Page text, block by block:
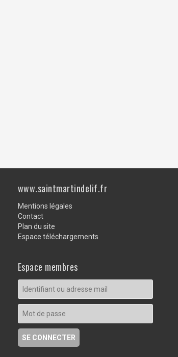
www.saintmartindelif.fr
Mentions légales
Contact
Plan du site
Espace téléchargements
Espace membres